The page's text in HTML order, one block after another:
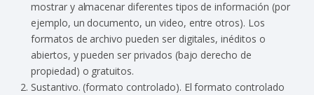
mostrar y almacenar diferentes tipos de información (por
ejemplo, un documento, un video, entre otros). Los
formatos de archivo pueden ser digitales, inéditos o
abiertos, y pueden ser privados (bajo derecho de
propiedad) o gratuitos.
Sustantivo. (formato controlado). El formato controlado